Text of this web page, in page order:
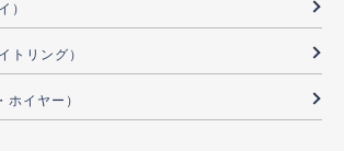
）
トリング）
イヤー）